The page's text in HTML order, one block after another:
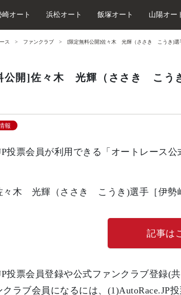
崎オート 浜松オート 飯塚オート 山陽オー
ス ファンクラブ [限定無料公開]佐々木 光輝（ささき こうき)選
公開]佐々木 光輝（ささき こう
報
投票会員が利用できる「オートレース
々木 光輝（ささき こうき)選手［伊勢
記事は
投票会員登録や公式ファンクラブ登録(
クラブ会員になるには、(1)AutoRace.JP